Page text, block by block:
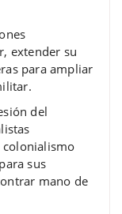
extender su
para ampliar
del
sus
mano de